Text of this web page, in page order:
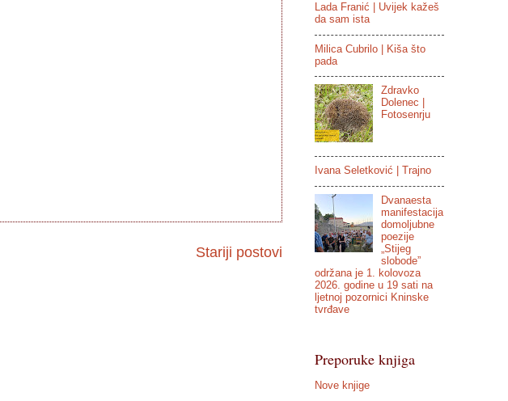
Stariji postovi
Lada Franić | Uvijek kažeš
da sam ista
Milica Cubrilo | Kiša što
pada
Zdravko
Dolenec |
Fotosenrju
Ivana Seletković | Trajno
Dvanaesta
manifestacija
domoljubne
poezije
„Stijeg
slobode”
održana je 1. kolovoza
2026. godine u 19 sati na
ljetnoj pozornici Kninske
tvrđave
Preporuke knjiga
Nove knjige